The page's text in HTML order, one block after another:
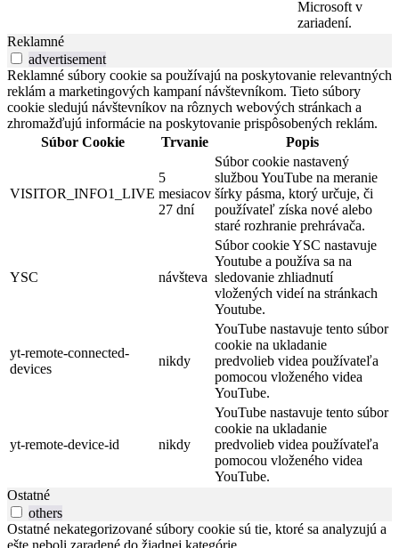
Microsoft v
zariadení.
Reklamné
advertisement
Reklamné súbory cookie sa používajú na poskytovanie relevantných
reklám a marketingových kampaní návštevníkom. Tieto súbory
cookie sledujú návštevníkov na rôznych webových stránkach a
zhromažďujú informácie na poskytovanie prispôsobených reklám.
Súbor Cookie
Trvanie Popis
VISITOR_INFO1_LIVE
5
mesiacov
27 dní
Súbor cookie nastavený
službou YouTube na meranie
šírky pásma, ktorý určuje, či
používateľ získa nové alebo
staré rozhranie prehrávača.
YSC návšteva
Súbor cookie YSC nastavuje
Youtube a používa sa na
sledovanie zhliadnutí
vložených videí na stránkach
Youtube.
yt-remote-connected-
devices
nikdy
YouTube nastavuje tento súbor
cookie na ukladanie
predvolieb videa používateľa
pomocou vloženého videa
YouTube.
yt-remote-device-id nikdy
YouTube nastavuje tento súbor
cookie na ukladanie
predvolieb videa používateľa
pomocou vloženého videa
YouTube.
Ostatné
others
Ostatné nekategorizované súbory cookie sú tie, ktoré sa analyzujú a
ešte neboli zaradené do žiadnej kategórie.